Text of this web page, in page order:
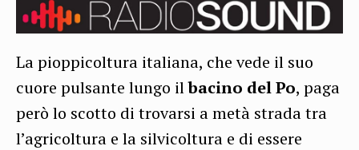
La pioppicoltura italiana, che vede il suo
cuore pulsante lungo ilbacino del Po, paga
però lo scotto di trovarsi a metà strada tra
l’agricoltura e la silvicoltura e di essere